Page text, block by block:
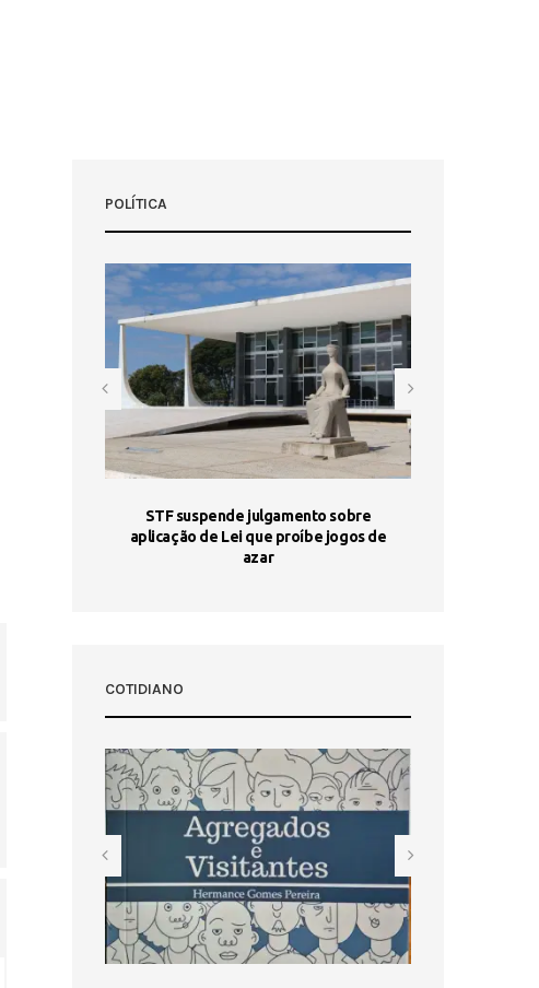
POLÍTICA
STF suspende julgamento sobre
aplicação de Lei que proíbe jogos de
azar
COTIDIANO